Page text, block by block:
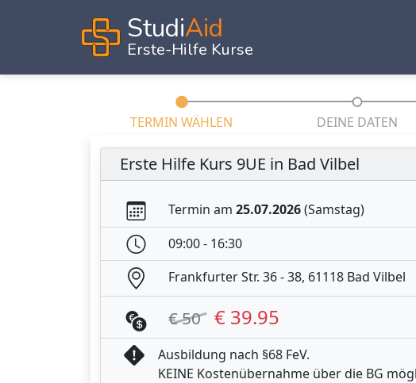
StudiAid
Erste-Hilfe Kurse
TERMIN WÄHLEN DEINE DATEN
Erste Hilfe Kurs 9UE in Bad Vilbel
Termin am 25.07.2026(Samstag)
09:00 - 16:30
Frankfurter Str. 36 - 38, 61118 Bad Vilbel
€ 50 € 39.95
Ausbildung nach §68 FeV.
KEINE Kostenübernahme über die BG